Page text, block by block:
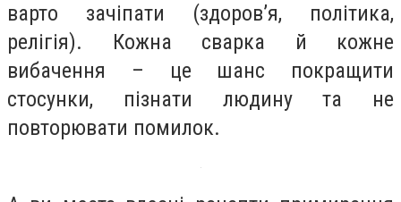
варто зачіпати (здоров’я, політика,
релігія). Кожна сварка й кожне
вибачення – це шанс покращити
стосунки, пізнати людину та не
повторювати помилок.